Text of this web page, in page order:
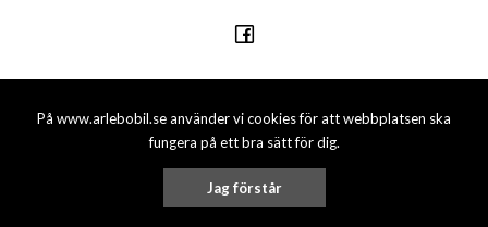
På www.arlebobil.se använder vi cookies för att webbplatsen ska
fungera på ett bra sätt för dig.
Jag förstår